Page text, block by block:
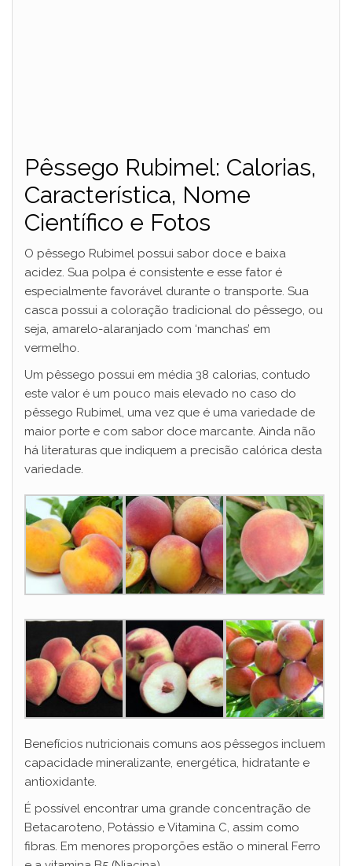
Pêssego Rubimel: Calorias,
Característica, Nome
Científico e Fotos
O pêssego Rubimel possui sabor doce e baixa
acidez. Sua polpa é consistente e esse fator é
especialmente favorável durante o transporte. Sua
casca possui a coloração tradicional do pêssego, ou
seja, amarelo-alaranjado com ‘manchas’ em
vermelho.
Um pêssego possui em média 38 calorias, contudo
este valor é um pouco mais elevado no caso do
pêssego Rubimel, uma vez que é uma variedade de
maior porte e com sabor doce marcante. Ainda não
há literaturas que indiquem a precisão calórica desta
variedade.
Benefícios nutricionais comuns aos pêssegos incluem
capacidade mineralizante, energética, hidratante e
antioxidante.
É possível encontrar uma grande concentração de
Betacaroteno, Potássio e Vitamina C, assim como
fibras. Em menores proporções estão o mineral Ferro